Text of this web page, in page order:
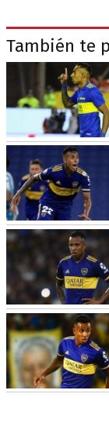
También te